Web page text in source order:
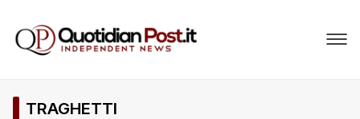
TRAGHETTI